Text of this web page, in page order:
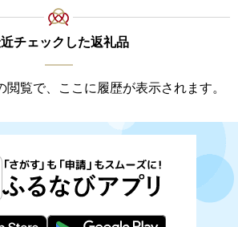
チェックした返礼品
覧で、ここに履歴が表示されます。